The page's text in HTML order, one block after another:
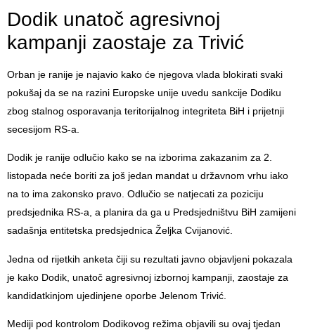
Dodik unatoč agresivnoj
kampanji zaostaje za Trivić
Orban je ranije je najavio kako će njegova vlada blokirati svaki
pokušaj da se na razini Europske unije uvedu sankcije Dodiku
zbog stalnog osporavanja teritorijalnog integriteta BiH i prijetnji
secesijom RS-a.
Dodik je ranije odlučio kako se na izborima zakazanim za 2.
listopada neće boriti za još jedan mandat u državnom vrhu iako
na to ima zakonsko pravo. Odlučio se natjecati za poziciju
predsjednika RS-a, a planira da ga u Predsjedništvu BiH zamijeni
sadašnja entitetska predsjednica Željka Cvijanović.
Jedna od rijetkih anketa čiji su rezultati javno objavljeni pokazala
je kako Dodik, unatoč agresivnoj izbornoj kampanji, zaostaje za
kandidatkinjom ujedinjene oporbe Jelenom Trivić.
Mediji pod kontrolom Dodikovog režima objavili su ovaj tjedan